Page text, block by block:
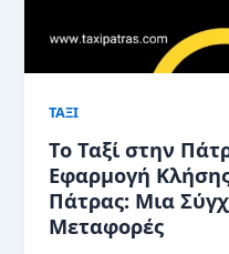
ΤΑΞΙ
Το Ταξί στην
Εφαρμογή
Πάτρας: Μια
Μεταφορές